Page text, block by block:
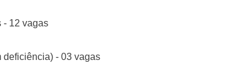
- 12 vagas
- 03 vagas